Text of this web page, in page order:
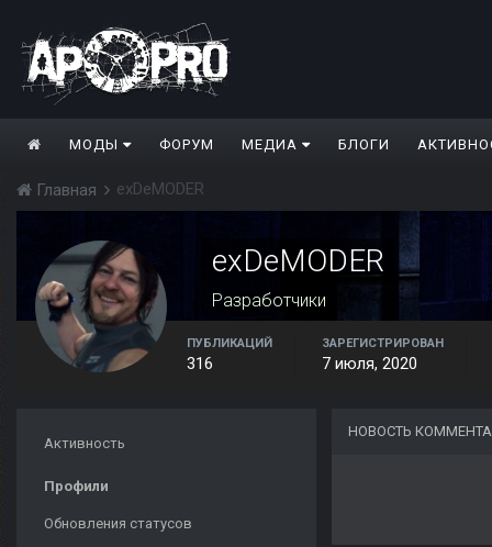
МОДЫ ФОРУМ МЕДИА БЛОГИ
Главная exDeMODER
exDeMODER
Разработчики
ПУБЛИКАЦИЙ
316
ЗАРЕГИСТРИРОВАН
7 июля, 2020
Активность
Профили
Обновления статусов
НОВОСТЬ